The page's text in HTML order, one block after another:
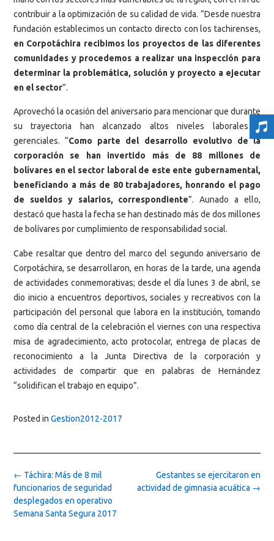
contribuir a la optimización de su calidad de vida. “Desde nuestra
fundación establecimos un contacto directo con los tachirenses,
en Corpotáchira recibimos los proyectos de las diferentes
comunidades y procedemos a realizar una inspección para
determinar la problemática, solución y proyecto a ejecutar
en el sector”.
Aprovechó la ocasión del aniversario para mencionar que durante
su trayectoria han alcanzado altos niveles laborales y
gerenciales. “Como parte del desarrollo evolutivo de la
corporación se han invertido más de 88 millones de
bolívares en el sector laboral de este ente gubernamental,
beneficiando a más de 80 trabajadores, honrando el pago
de sueldos y salarios, correspondiente”. Aunado a ello,
destacó que hasta la fecha se han destinado más de dos millones
de bolívares por cumplimiento de responsabilidad social.
Cabe resaltar que dentro del marco del segundo aniversario de
Corpotáchira, se desarrollaron, en horas de la tarde, una agenda
de actividades conmemorativas; desde el día lunes 3 de abril, se
dio inicio a encuentros deportivos, sociales y recreativos con la
participación del personal que labora en la institución, tomando
como día central de la celebración el viernes con una respectiva
misa de agradecimiento, acto protocolar, entrega de placas de
reconocimiento a la Junta Directiva de la corporación y
actividades de compartir que en palabras de Hernández
“solidifican el trabajo en equipo”.
Posted in Gestion2012-2017
Post
navigation
Gestantes se ejercitaron en
actividad de gimnasia acuática →
← Táchira: Más de 8 mil
funcionarios de seguridad
desplegados en operativo
Semana Santa Segura 2017